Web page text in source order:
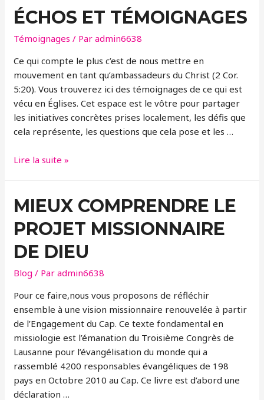
DIEU
ÉCHOS ET TÉMOIGNAGES
Témoignages / Paradmin6638
Ce qui compte le plus c’est de nous mettre en
mouvement en tant qu’ambassadeurs du Christ (2 Cor.
5:20). Vous trouverez ici des témoignages de ce qui est
vécu en Églises. Cet espace est le vôtre pour partager
les initiatives concrètes prises localement, les défis que
cela représente, les questions que cela pose et les …
Échos
Lire la suite »
MIEUX COMPRENDRE LE
PROJET MISSIONNAIRE
DE DIEU
Blog / Paradmin6638
Pour ce faire,nous vous proposons de réfléchir
ensemble à une vision missionnaire renouvelée à partir
de l’Engagement du Cap. Ce texte fondamental en
missiologie est l’émanation du Troisième Congrès de
Lausanne pour l’évangélisation du monde qui a
rassemblé 4200 responsables évangéliques de 198
pays en Octobre 2010 au Cap. Ce livre est d’abord une
déclaration …